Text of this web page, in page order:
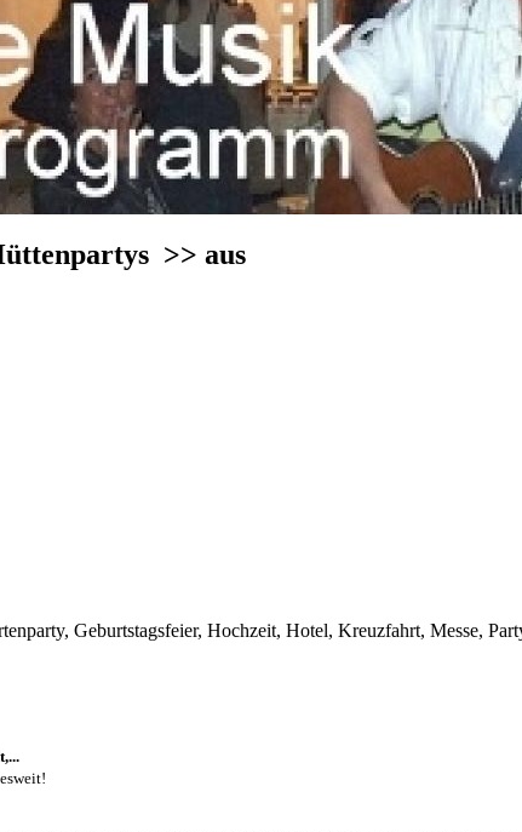
>> aus
Geburtstagsfeier, Hochzeit, Hotel, Kreuzfahrt, Messe,